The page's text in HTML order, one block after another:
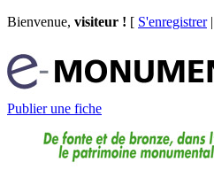
Bienvenue, visiteur ! [ S'enregistrer|
Publier une fiche